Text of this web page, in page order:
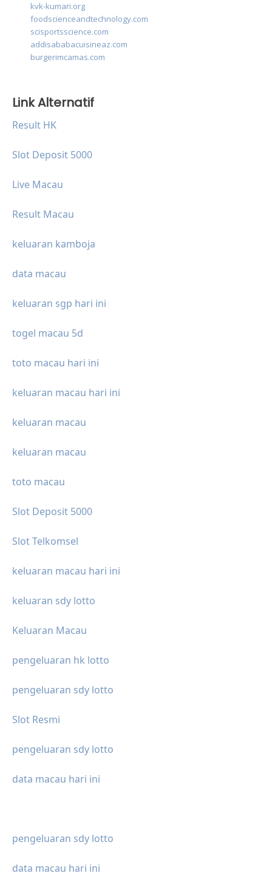
kvk-kumari.org
foodscienceandtechnology.com
scisportsscience.com
addisababacuisineaz.com
burgerimcamas.com
Link Alternatif
Result HK
Slot Deposit 5000
Live Macau
Result Macau
keluaran kamboja
data macau
keluaran sgp hari ini
togel macau 5d
toto macau hari ini
keluaran macau hari ini
keluaran macau
keluaran macau
toto macau
Slot Deposit 5000
Slot Telkomsel
keluaran macau hari ini
keluaran sdy lotto
Keluaran Macau
pengeluaran hk lotto
pengeluaran sdy lotto
Slot Resmi
pengeluaran sdy lotto
data macau hari ini
pengeluaran sdy lotto
data macau hari ini